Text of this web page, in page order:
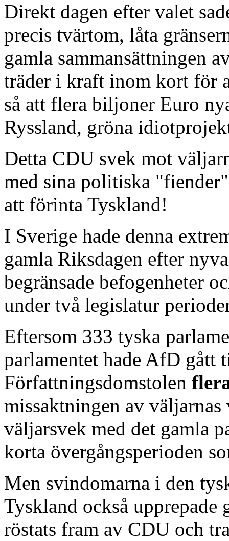
Direkt dagen efter valet
precis tvärtom, låta
gamla sammansättningen
träder i kraft inom kort för
så att flera biljoner Euro
Ryssland, gröna
Detta CDU svek mot
med sina politiska
att förinta Tyskland!
I Sverige hade denna
gamla Riksdagen efter
begränsade befogenheter
under två legislatur
Eftersom 333 tyska
parlamentet hade AfD gått
Författningsdomstolen
missaktningen av
väljarsvek med det gamla
korta övergångsperioden
Men svindomarna i den
Tyskland också upprepade
röstats fram av CDU och